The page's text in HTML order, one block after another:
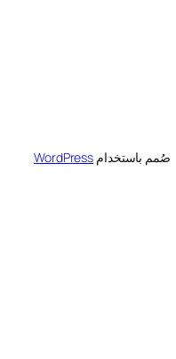
صُمم باستخدام WordPress